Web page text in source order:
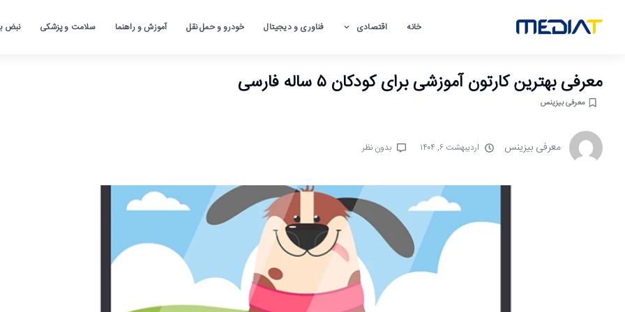
خانه اقتصادی فناوری و دیجیتال خودرو و حمل نقل آموزش و راهنما سلامت و پزشکی نبض
معرفی بهترین کارتون آموزشی برای کودکان ۵ ساله فارسی
معرفی بیزینس
معرفی بیزینس اردیبهشت ۶, ۱۴۰۴ بدون نظر